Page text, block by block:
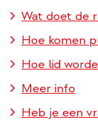
Wat doet de
Hoe komen
Hoe lid
Meer info
Heb je een